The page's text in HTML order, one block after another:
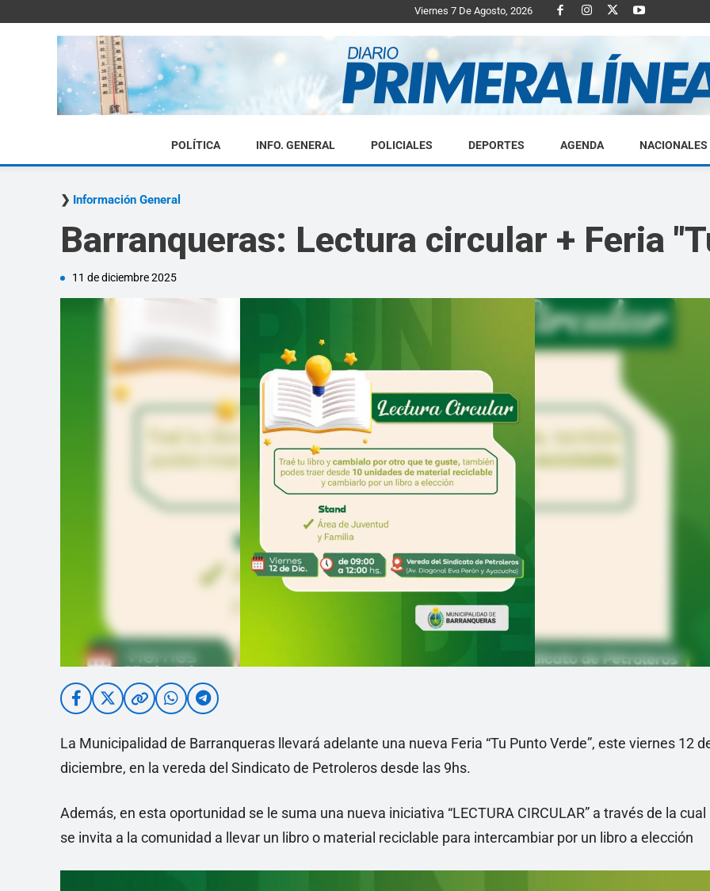
Viernes 7 De Agosto, 2026
Diario
POLÍTICA INFO. GENERAL POLICIALES DEPORTES AGENDA NACIONALES
Información General
Barranqueras: Lectura circular + Feria
11 de diciembre 2025
La Municipalidad de Barranqueras llevará adelante una nueva Feria “Tu Punto Verde”, este viernes 12
diciembre, en la vereda del Sindicato de Petroleros desde las 9hs.
Además, en esta oportunidad se le suma una nueva iniciativa “LECTURA CIRCULAR” a través de la cual
se invita a la comunidad a llevar un libro o material reciclable para intercambiar por un libro a elección